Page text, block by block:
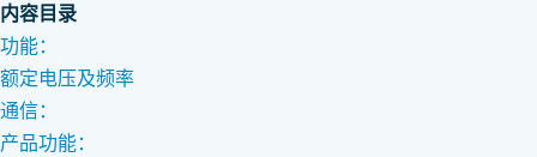
内容目录
功能：
额定电压及频率
通信：
产品功能：